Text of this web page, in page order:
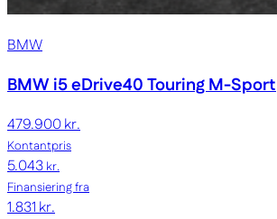
BMW
BMW i5eDrive40 Touring M-Sport
479.900 kr.
Kontantpris
5.043kr.
Finansiering fra
1.831 kr.